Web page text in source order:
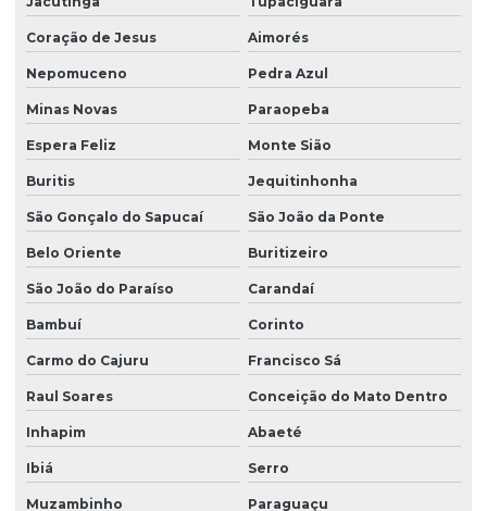
Coração de Jesus Aimorés
Nepomuceno Pedra Azul
Minas Novas Paraopeba
Espera Feliz Monte Sião
Buritis Jequitinhonha
São Gonçalo do Sapucaí São João da Ponte
Belo Oriente Buritizeiro
São João do Paraíso Carandaí
Bambuí Corinto
Carmo do Cajuru Francisco Sá
Raul Soares Conceição do Mato Dentro
Inhapim Abaeté
Ibiá Serro
Muzambinho Paraguaçu